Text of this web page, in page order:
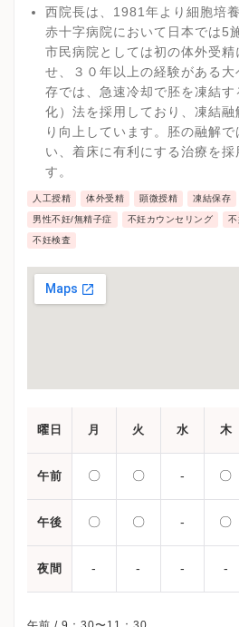
西院長は、1981年より細胞培
赤十字病院において日本では5
市民病院としては初の体外受精
せ、３０年以上の経験がある
存では、急速冷却で胚を凍結
化）法を採用しており、凍結融
り向上しています。胚の融解
い、着床に有利にする治療を採
す。
人工授精 体外受精 顕微授精 凍結保存
男性不妊/無精子症 不妊カウンセリング 不
不妊検査
曜日 月 火 水 木
午前 〇 〇 - 〇
午後 〇 〇 - 〇
夜間 - - - -